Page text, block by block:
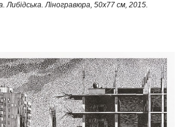
Либідська. Ліногравюра, 50х77 см, 2015.​